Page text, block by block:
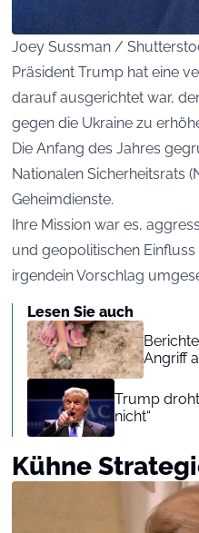
Joey Sussman /
Präsident Trump hat eine
darauf ausgerichtet war,
gegen die Ukraine zu
Die Anfang des Jahres
Nationalen Sicherheitsrats
Geheimdienste.
Ihre Mission war es,
und geopolitischen
irgendein Vorschlag
Lesen Sie auch
Angriff
Trump
nicht“
Kühne